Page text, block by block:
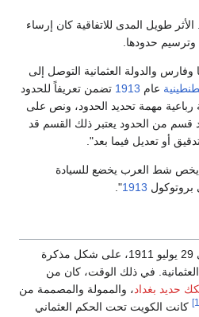
. الأثر طويل المدى للاتفاقية كان إرساء
وترسيم حدودها.
وفارس والدولة العثمانية التوصل إلى
عام 1913 تضمن تعريفاً للحدود
رباعية مهمة تحديد الحدود، ونص على
قسم من الحدود يعتبر ذلك القسم قد
أو تعديل فيما بعد".
يخص شط العرب يخضع للسيادة
بروتوكول 1913
".
بدأت مفاوضات غير رسمية في 29 يوليو 1911، على شكل مذكرة
في ذلك الوقت، كان من
حديد بغداد، والممولة والمصممة من
كانت الكويت تحت الحكم العثماني